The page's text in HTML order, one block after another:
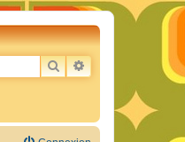
RECHERCHER
RECHERCHE